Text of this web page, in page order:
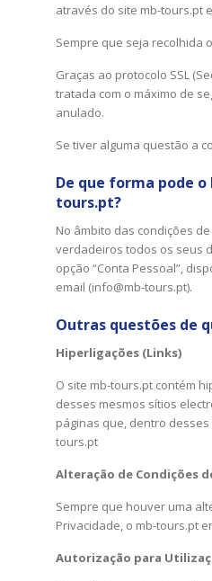
através do site mb-tours.pt
Sempre que seja recolhida
Graças ao protocolo SSL
tratada com o máximo de
anulado.
Se tiver alguma questão a
De que forma pode
tours.pt?
No âmbito das condições
verdadeiros todos os seus
opção “Conta Pessoal”,
email (info@mb-tours.pt).
Outras questões de
Hiperligações (Links)
O site mb-tours.pt contém
desses mesmos sítios
páginas que, dentro
tours.pt
Alteração de Condições
Sempre que houver uma
Privacidade, o mb-tours.pt
Autorização para